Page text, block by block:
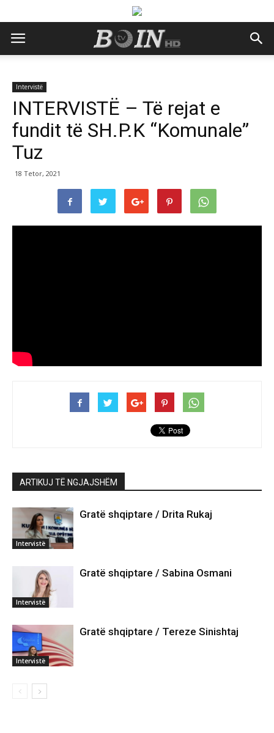
Intervistë
INTERVISTË – Të rejat e
fundit të SH.P.K “Komunale”
Tuz
18 Tetor, 2021
ARTIKUJ TË NGJAJSHËM
Intervistë
Gratë shqiptare / Drita Rukaj
Intervistë
Gratë shqiptare / Sabina Osmani
Intervistë
Gratë shqiptare / Tereze Sinishtaj